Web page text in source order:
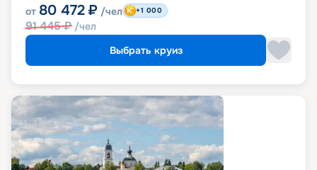
от 80 472 ₽ /чел
91 445₽ /чел
+1 000
Выбрать круиз